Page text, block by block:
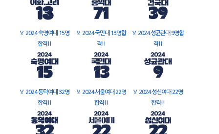
🏅 2024 숙명여대 15명
합격!!
🏅 2024 국민대 13명합
격!!
🏅 2024 성균관대 9명합
격!!
🏅 2024 동덕여대 32명
합격!!
🏅 2024 서울여대 22명
합격!!
🏅 2024 성신여대 22명
합격!!